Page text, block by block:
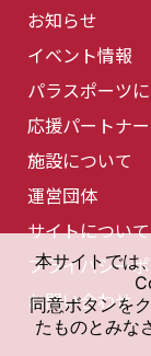
お知らせ
イベント情報
パラスポーツ
応援パートナー
施設について
運営団体
サイトについて
プライバシー
お問い合わせ
本サイトでは
同意ボタンを
たものとみな